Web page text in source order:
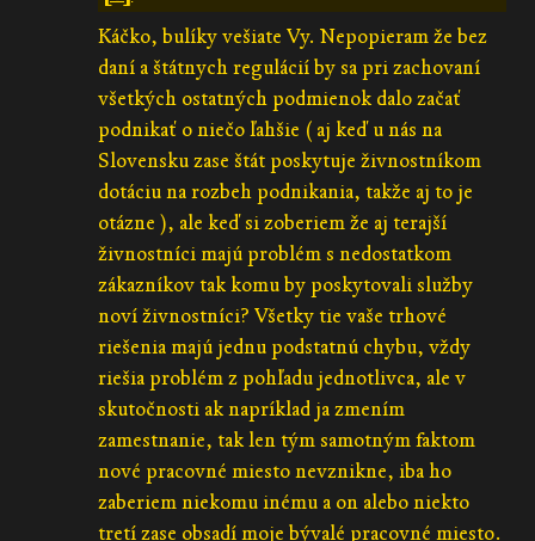
Káčko, bulíky vešiate Vy. Nepopieram že bez
daní a štátnych regulácií by sa pri zachovaní
všetkých ostatných podmienok dalo začať
podnikať o niečo ľahšie ( aj keď u nás na
Slovensku zase štát poskytuje živnostníkom
dotáciu na rozbeh podnikania, takže aj to je
otázne ), ale keď si zoberiem že aj terajší
živnostníci majú problém s nedostatkom
zákazníkov tak komu by poskytovali služby
noví živnostníci? Všetky tie vaše trhové
riešenia majú jednu podstatnú chybu, vždy
riešia problém z pohľadu jednotlivca, ale v
skutočnosti ak napríklad ja zmením
zamestnanie, tak len tým samotným faktom
nové pracovné miesto nevznikne, iba ho
zaberiem niekomu inému a on alebo niekto
tretí zase obsadí moje bývalé pracovné miesto.